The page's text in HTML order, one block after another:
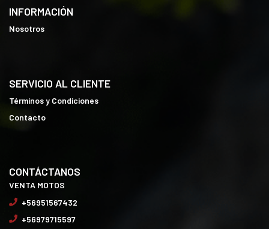
INFORMACIÓN
Nosotros
SERVICIO AL CLIENTE
Términos y Condiciones
Contacto
CONTÁCTANOS
VENTA MOTOS
+56951567432
+56979715597